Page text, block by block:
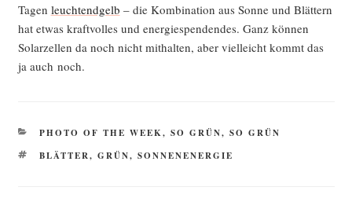
Tagen leuch­tend­gelb – die Kom­bi­na­ti­on aus Son­ne und Blät­tern
hat etwas kraft­vol­les und ener­gie­spen­den­des. Ganz kön­nen
Solar­zel­len da noch nicht mit­hal­ten, aber viel­leicht kommt das
ja auch noch.
KATEGORIEN
PHOTO OF THE WEEK, SO GRÜN, SO GRÜN
SCHLAGWÖRTER
BLÄTTER, GRÜN, SONNENENERGIE